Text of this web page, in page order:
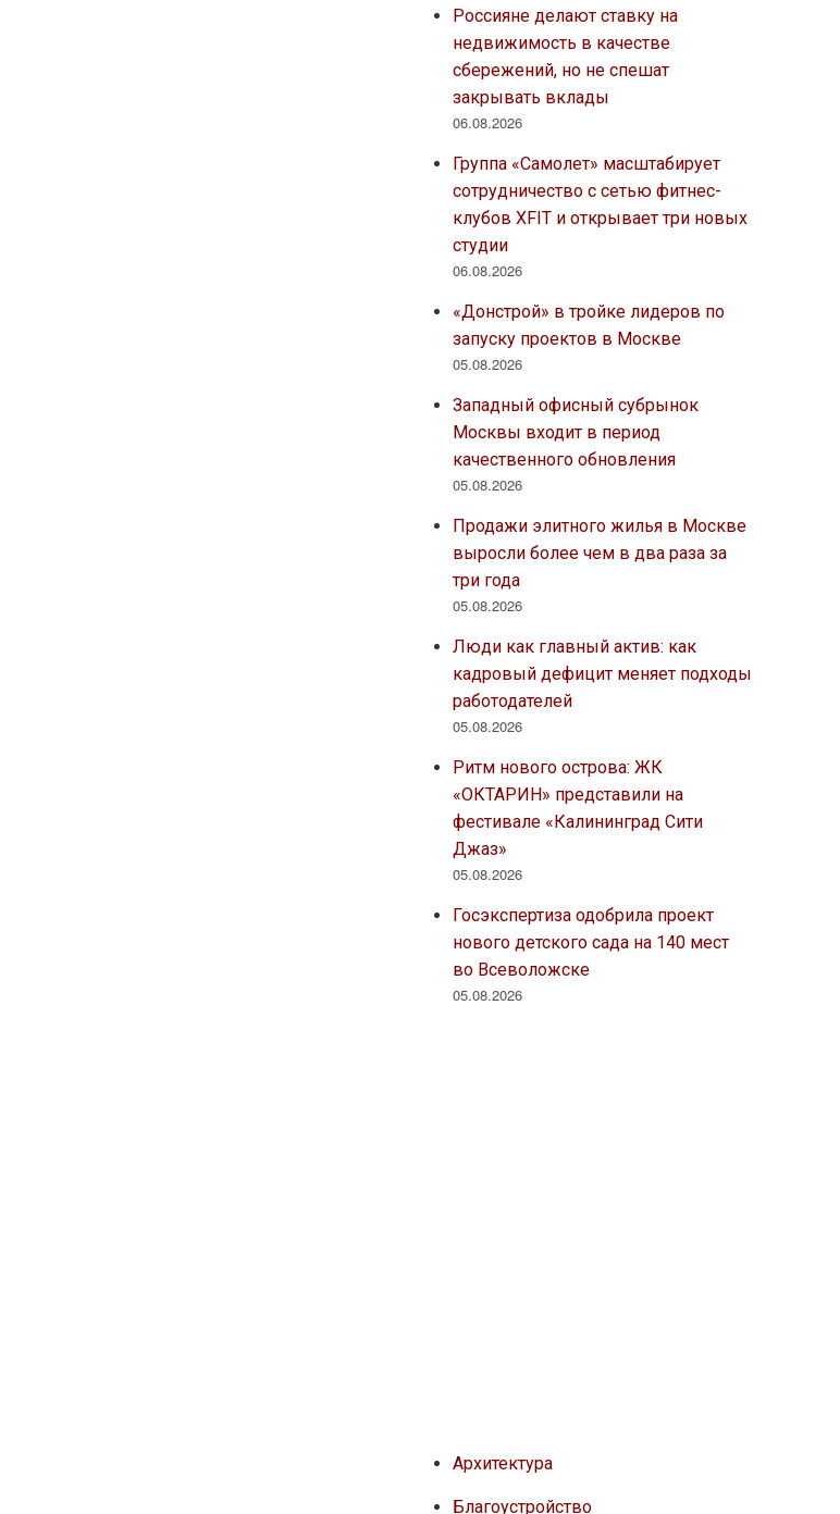
Россияне делают ставку на
недвижимость в качестве
сбережений, но не спешат
закрывать вклады
06.08.2026
Группа «Самолет» масштабирует
сотрудничество с сетью фитнес-
клубов XFIT и открывает три новых
студии
06.08.2026
«Донстрой» в тройке лидеров по
запуску проектов в Москве
05.08.2026
Западный офисный субрынок
Москвы входит в период
качественного обновления
05.08.2026
Продажи элитного жилья в Москве
выросли более чем в два раза за
три года
05.08.2026
Люди как главный актив: как
кадровый дефицит меняет подходы
работодателей
05.08.2026
Ритм нового острова: ЖК
«ОКТАРИН» представили на
фестивале «Калининград Сити
Джаз»
05.08.2026
Госэкспертиза одобрила проект
нового детского сада на 140 мест
во Всеволожске
05.08.2026
Архитектура
Благоустройство